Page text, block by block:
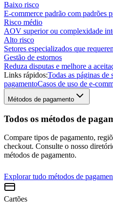
Baixo risco
E-commerce padrão com padrões
Risco médio
AOV superior ou complexidade
Alto risco
Setores especializados que
Gestão de estornos
Reduza disputas e melhore a
Links rápidos:Todas as páginas de
pagamentoCasos de uso de e-
Métodos de pagamento
Todos os métodos de
Compare tipos de pagamento,
checkout. Consulte o nosso
métodos de pagamento.
Explorar tudo métodos de
Cartões